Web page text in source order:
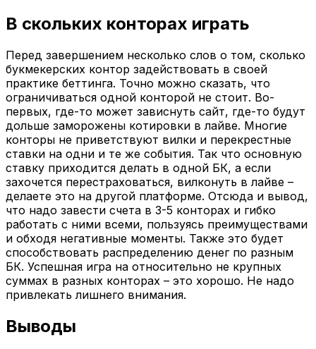
В скольких конторах играть
Перед завершением несколько слов о том, сколько
букмекерских контор задействовать в своей
практике беттинга. Точно можно сказать, что
ограничиваться одной конторой не стоит. Во-
первых, где-то может зависнуть сайт, где-то будут
дольше заморожены котировки в лайве. Многие
конторы не приветствуют вилки и перекрестные
ставки на одни и те же события. Так что основную
ставку приходится делать в одной БК, а если
захочется перестраховаться, вилконуть в лайве –
делаете это на другой платформе. Отсюда и вывод,
что надо завести счета в 3-5 конторах и гибко
работать с ними всеми, пользуясь преимуществами
и обходя негативные моменты. Также это будет
способствовать распределению денег по разным
БК. Успешная игра на относительно не крупных
суммах в разных конторах – это хорошо. Не надо
привлекать лишнего внимания.
Выводы